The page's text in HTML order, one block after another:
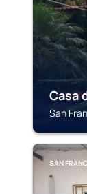
Casa
San
SAN